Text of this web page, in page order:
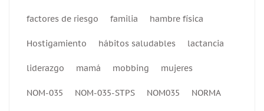
factores de riesgo familia hambre física
Hostigamiento hábitos saludables lactancia
liderazgo mamá mobbing mujeres
NOM-035 NOM-035-STPS NOM035 NORMA